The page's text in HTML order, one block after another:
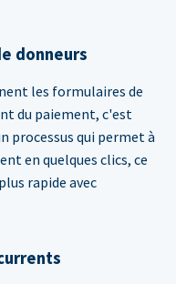
donneurs
les formulaires de
du paiement, c'est
processus qui permet à
en quelques clics, ce
rapide avec